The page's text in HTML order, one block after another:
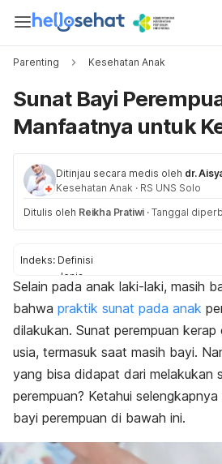
Parenting Kesehatan Anak
Sunat Bayi
Manfaatnya untuk
Ditinjau secara medis oleh dr.
Kesehatan Anak · RS UNS Solo
Ditulis oleh Reikha Pratiwi · Tanggal
Indeks: Definisi
Jenis
Bahaya
Perbedaan
Selain pada anak laki-laki, masih
bahwa praktik sunat pada anak
dilakukan. Sunat perempuan
usia, termasuk saat masih bayi.
yang bisa didapat dari melakukan
perempuan? Ketahui
bayi perempuan di bawah ini.